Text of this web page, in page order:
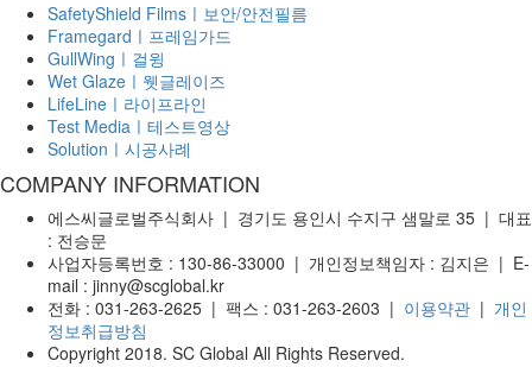
SafetyShield Filmsㅣ보안/안전필름
Framegardㅣ프레임가드
GullWingㅣ걸윙
Wet Glazeㅣ웻글레이즈
LifeLineㅣ라이프라인
Test Mediaㅣ테스트영상
Solutionㅣ시공사례
COMPANY INFORMATION
에스씨글로벌주식회사 | 경기도 용인시 수지구 샘말로 35 | 대표
: 전승문
사업자등록번호 : 130-86-33000 | 개인정보책임자 : 김지은 | E-
mail : jinny@scglobal.kr
전화 : 031-263-2625 | 팩스 : 031-263-2603 | 이용약관 | 개인
정보취급방침
Copyright 2018. SC Global All Rights Reserved.